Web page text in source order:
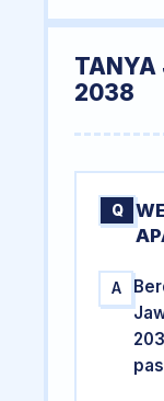
TANYA
2038
Q
A